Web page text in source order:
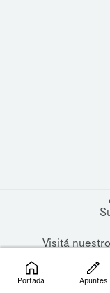
Visitá
Portada Apuntes